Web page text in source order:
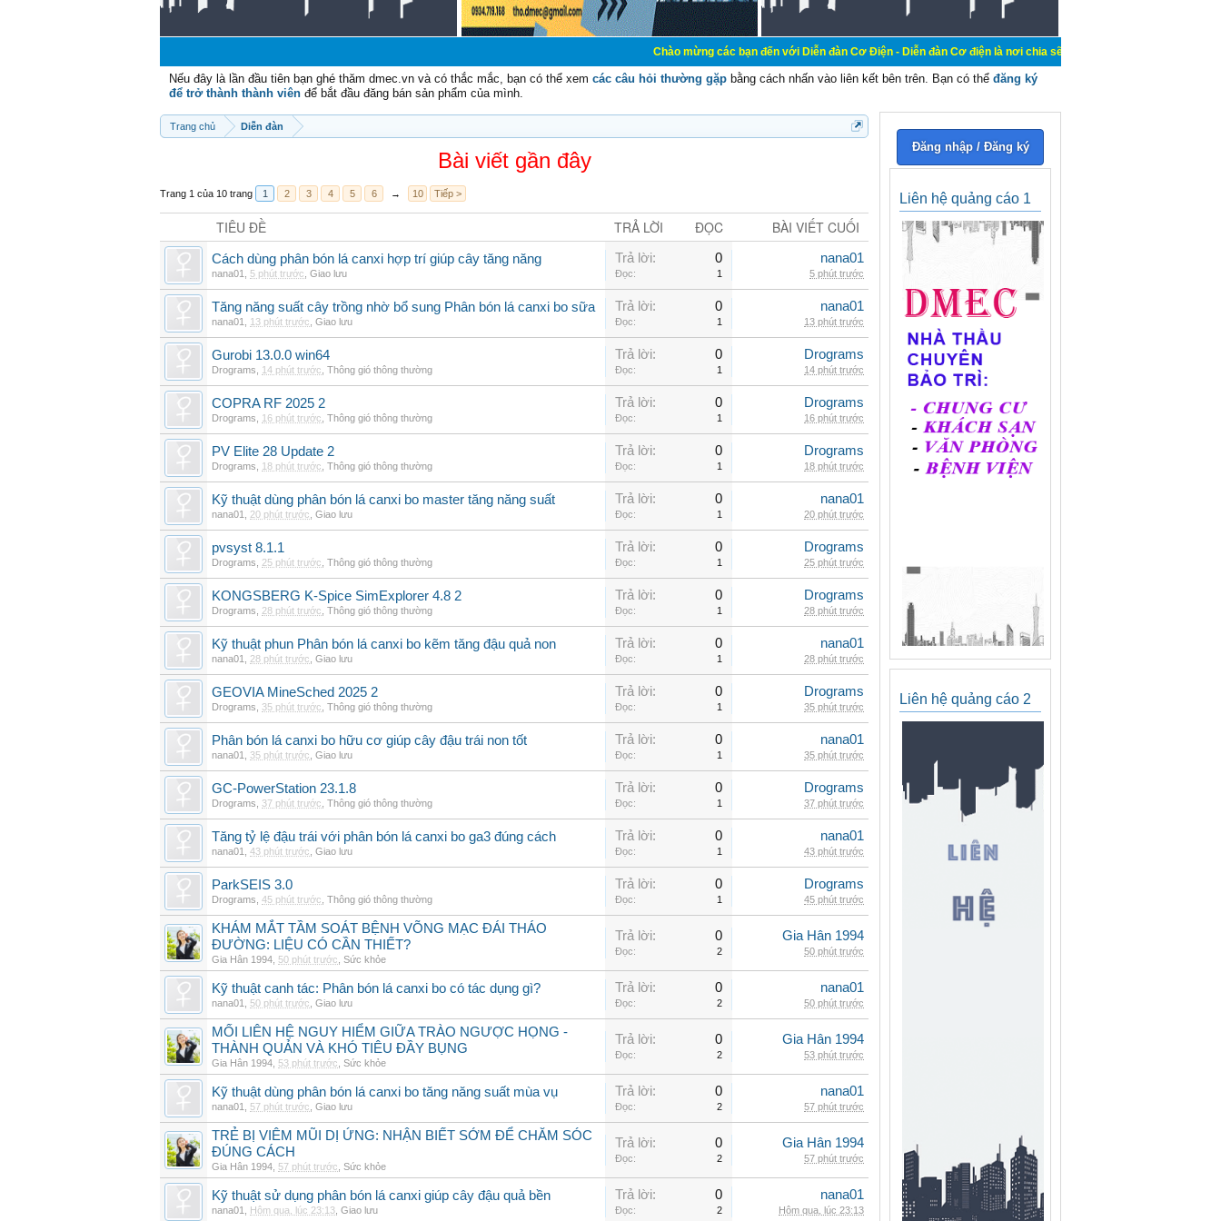
Chào mừng các bạn đến với Diễn đàn Cơ Điện - Diễn đàn Cơ điện là nơi chia sẽ kiến thức kinh nghiệm trong lãnh
Nếu đây là lần đầu tiên bạn ghé thăm dmec.vn và có thắc mắc, bạn có thể xem các câu hỏi thường gặp bằng cách nhấn vào liên kết bên trên. Bạn có thể đăng ký
để trở thành thành viên để bắt đầu đăng bán sản phẩm của mình.
Trang chủ Diễn đàn
Bài viết gần đây
Trang 1 của 10 trang 1 2 3 4 5 6 → 10 Tiếp >
TIÊU ĐỀ TRẢ LỜI ĐỌC BÀI VIẾT CUỐI
Cách dùng phân bón lá canxi hợp trí giúp cây tăng năng
nana01 5 phút trước Giao lưu
Trả lời: 0
Đọc: 1
nana01
5 phút trước
Tăng năng suất cây trồng nhờ bổ sung Phân bón lá canxi bo sữa
nana01 13 phút trước Giao lưu
Trả lời: 0
Đọc: 1
nana01
13 phút trước
Gurobi 13.0.0 win64
Drograms 14 phút trước Thông gió thông thường
Trả lời: 0
Đọc: 1
Drograms
14 phút trước
COPRA RF 2025 2
Drograms 16 phút trước Thông gió thông thường
Trả lời: 0
Đọc: 1
Drograms
16 phút trước
PV Elite 28 Update 2
Drograms 18 phút trước Thông gió thông thường
Trả lời: 0
Đọc: 1
Drograms
18 phút trước
Kỹ thuật dùng phân bón lá canxi bo master tăng năng suất
nana01 20 phút trước Giao lưu
Trả lời: 0
Đọc: 1
nana01
20 phút trước
pvsyst 8.1.1
Drograms 25 phút trước Thông gió thông thường
Trả lời: 0
Đọc: 1
Drograms
25 phút trước
KONGSBERG K-Spice SimExplorer 4.8 2
Drograms 28 phút trước Thông gió thông thường
Trả lời: 0
Đọc: 1
Drograms
28 phút trước
Kỹ thuật phun Phân bón lá canxi bo kẽm tăng đậu quả non
nana01 28 phút trước Giao lưu
Trả lời: 0
Đọc: 1
nana01
28 phút trước
GEOVIA MineSched 2025 2
Drograms 35 phút trước Thông gió thông thường
Trả lời: 0
Đọc: 1
Drograms
35 phút trước
Phân bón lá canxi bo hữu cơ giúp cây đậu trái non tốt
nana01 35 phút trước Giao lưu
Trả lời: 0
Đọc: 1
nana01
35 phút trước
GC-PowerStation 23.1.8
Drograms 37 phút trước Thông gió thông thường
Trả lời: 0
Đọc: 1
Drograms
37 phút trước
Tăng tỷ lệ đậu trái với phân bón lá canxi bo ga3 đúng cách
nana01 43 phút trước Giao lưu
Trả lời: 0
Đọc: 1
nana01
43 phút trước
ParkSEIS 3.0
Drograms 45 phút trước Thông gió thông thường
Trả lời: 0
Đọc: 1
Drograms
45 phút trước
KHÁM MẮT TẦM SOÁT BỆNH VÕNG MẠC ĐÁI THÁO
ĐƯỜNG: LIỆU CÓ CẦN THIẾT?
Gia Hân 1994 50 phút trước Sức khỏe
Trả lời: 0
Đọc: 2
Gia Hân 1994
50 phút trước
Kỹ thuật canh tác: Phân bón lá canxi bo có tác dụng gì?
nana01 50 phút trước Giao lưu
Trả lời: 0
Đọc: 2
nana01
50 phút trước
MỐI LIÊN HỆ NGUY HIỂM GIỮA TRÀO NGƯỢC HỌNG -
THÀNH QUẢN VÀ KHÓ TIÊU ĐẦY BỤNG
Gia Hân 1994 53 phút trước Sức khỏe
Trả lời: 0
Đọc: 2
Gia Hân 1994
53 phút trước
Kỹ thuật dùng phân bón lá canxi bo tăng năng suất mùa vụ
nana01 57 phút trước Giao lưu
Trả lời: 0
Đọc: 2
nana01
57 phút trước
TRẺ BỊ VIÊM MŨI DỊ ỨNG: NHẬN BIẾT SỚM ĐỂ CHĂM SÓC
ĐÚNG CÁCH
Gia Hân 1994 57 phút trước Sức khỏe
Trả lời: 0
Đọc: 2
Gia Hân 1994
57 phút trước
Kỹ thuật sử dụng phân bón lá canxi giúp cây đậu quả bền
nana01 Hôm qua, lúc 23:13 Giao lưu
Trả lời: 0
Đọc: 2
nana01
Hôm qua, lúc 23:13
Đăng nhập / Đăng ký
Liên hệ quảng cáo 1
Liên hệ quảng cáo 2